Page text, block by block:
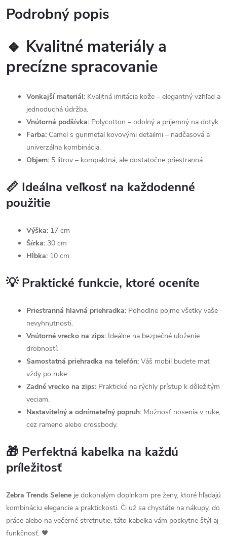
Podrobný popis
🔹 Kvalitné materiály a
precízne spracovanie
Vonkajší materiál: Kvalitná imitácia kože – elegantný vzhľad a
jednoduchá údržba.
Vnútorná podšívka: Polycotton – odolný a príjemný na dotyk.
Farba: Camel s gunmetal kovovými detailmi – nadčasová a
univerzálna kombinácia.
Objem: 5 litrov – kompaktná, ale dostatočne priestranná.
📏 Ideálna veľkosť na každodenné
použitie
Výška: 17 cm
Šírka: 30 cm
Hĺbka: 10 cm
💡 Praktické funkcie, ktoré oceníte
Priestranná hlavná priehradka: Pohodlne pojme všetky vaše
nevyhnutnosti.
Vnútorné vrecko na zips: Ideálne na bezpečné uloženie
drobností.
Samostatná priehradka na telefón: Váš mobil budete mať
vždy po ruke.
Zadné vrecko na zips: Praktické na rýchly prístup k dôležitým
veciam.
Nastaviteľný a odnímateľný popruh: Možnosť nosenia v ruke,
cez rameno alebo crossbody.
🎁 Perfektná kabelka na každú
príležitosť
Zebra Trends Selene je dokonalým doplnkom pre ženy, ktoré hľadajú
kombináciu elegancie a praktickosti. Či už sa chystáte na nákupy, do
práce alebo na večerné stretnutie, táto kabelka vám poskytne štýl aj
funkčnosť. 🖤